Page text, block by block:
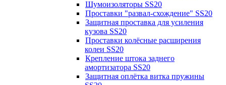
Шумоизоляторы SS20
Проставки "развал-схождение" SS20
Защитная проставка для усиления
кузова SS20
Проставки колёсные расширения
колеи SS20
Крепление штока заднего
амортизатора SS20
Защитная оплётка витка пружины